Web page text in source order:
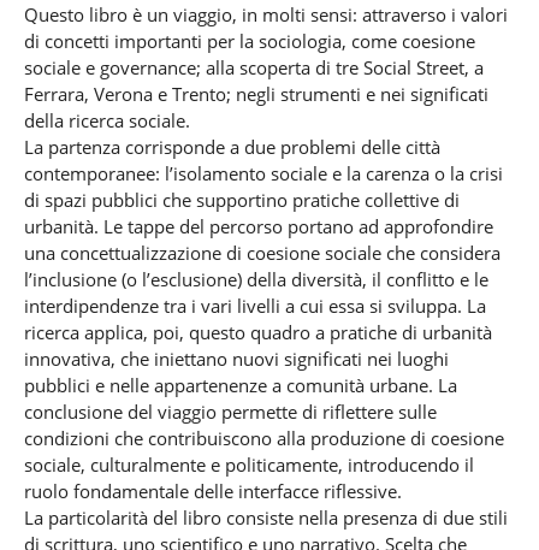
Questo libro è un viaggio, in molti sensi: attraverso i valori
di concetti importanti per la sociologia, come coesione
sociale e governance; alla scoperta di tre Social Street, a
Ferrara, Verona e Trento; negli strumenti e nei significati
della ricerca sociale.
La partenza corrisponde a due problemi delle città
contemporanee: l’isolamento sociale e la carenza o la crisi
di spazi pubblici che supportino pratiche collettive di
urbanità. Le tappe del percorso portano ad approfondire
una concettualizzazione di coesione sociale che considera
l’inclusione (o l’esclusione) della diversità, il conflitto e le
interdipendenze tra i vari livelli a cui essa si sviluppa. La
ricerca applica, poi, questo quadro a pratiche di urbanità
innovativa, che iniettano nuovi significati nei luoghi
pubblici e nelle appartenenze a comunità urbane. La
conclusione del viaggio permette di riflettere sulle
condizioni che contribuiscono alla produzione di coesione
sociale, culturalmente e politicamente, introducendo il
ruolo fondamentale delle interfacce riflessive.
La particolarità del libro consiste nella presenza di due stili
di scrittura, uno scientifico e uno narrativo. Scelta che